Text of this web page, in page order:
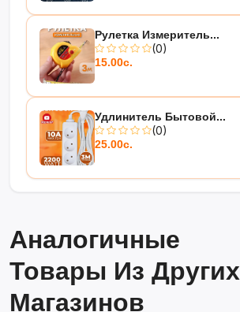
Рулетка Измеритель...
(0)
15.00с.
Удлинитель Бытовой...
(0)
25.00с.
Аналогичные
Товары Из Других
Магазинов